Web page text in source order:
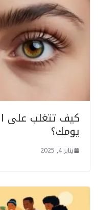
كيف تتغلب على
يومك؟
يناير 4, 2025